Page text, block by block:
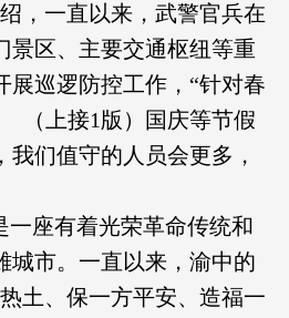
，一直以来，武警官兵在
景区、主要交通枢纽等重
展巡逻防控工作，“针对春
上接1版）国庆等节假
我们值守的人员会更多，
一座有着光荣革命传统和
城市。一直以来，渝中的
土、保一方平安、造福一